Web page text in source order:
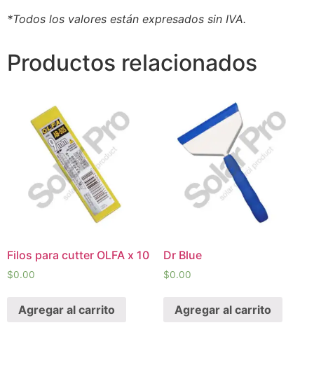
*Todos los valores están expresados sin IVA.
Productos relacionados
Filos para cutter OLFA x 10
$0.00
Agregar al carrito
Dr Blue
$0.00
Agregar al carrito